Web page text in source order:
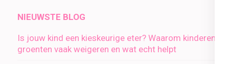
NIEUWSTE BLOG
Is jouw kind een kieskeurige eter? Waarom kinderen
groenten vaak weigeren en wat echt helpt